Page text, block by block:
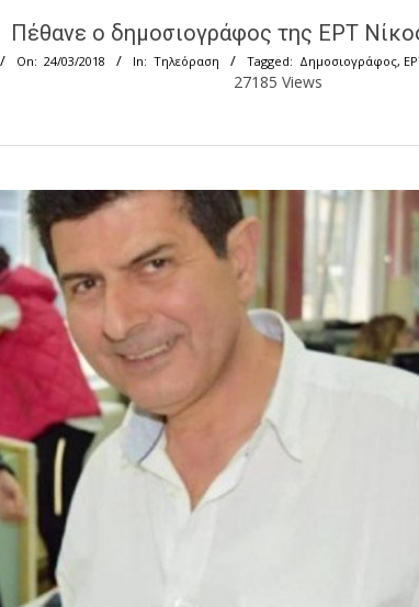
Πέθανε ο δημοσιογράφος της ΕΡΤ
On: 24/03/2018 In: Τηλεόραση Tagged: Δημοσιογράφος,
27185 Views